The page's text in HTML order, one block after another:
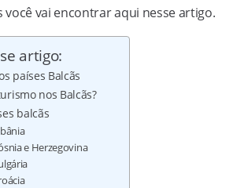
você vai encontrar aqui nesse artigo.
artigo:
países Balcãs
nos Balcãs?
balcãs
e Herzegovina